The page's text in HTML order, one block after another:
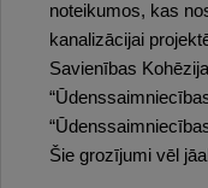
noteikumos, kas
kanalizācijai
Savienības
Šie grozījumi vēl